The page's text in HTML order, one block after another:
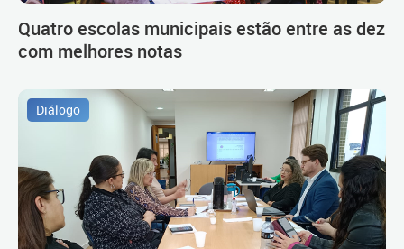
Quatro escolas municipais estão entre as dez
com melhores notas
Diálogo